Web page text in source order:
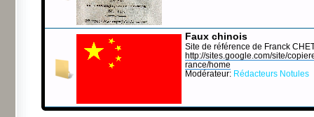
Faux chinois
Site de référence de Franck
http://sites.google.com/site/
rance/home
Modérateur: Rédacteurs Notules